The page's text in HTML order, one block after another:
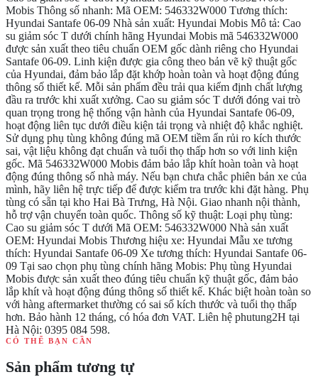
Mobis Thông số nhanh: Mã OEM: 546332W000 Tương thích:
Hyundai Santafe 06-09 Nhà sản xuất: Hyundai Mobis Mô tả: Cao
su giảm sóc T dưới chính hãng Hyundai Mobis mã 546332W000
được sản xuất theo tiêu chuẩn OEM gốc dành riêng cho Hyundai
Santafe 06-09. Linh kiện được gia công theo bản vẽ kỹ thuật gốc
của Hyundai, đảm bảo lắp đặt khớp hoàn toàn và hoạt động đúng
thông số thiết kế. Mỗi sản phẩm đều trải qua kiểm định chất lượng
đầu ra trước khi xuất xưởng. Cao su giảm sóc T dưới đóng vai trò
quan trọng trong hệ thống vận hành của Hyundai Santafe 06-09,
hoạt động liên tục dưới điều kiện tải trọng và nhiệt độ khắc nghiệt.
Sử dụng phụ tùng không đúng mã OEM tiềm ẩn rủi ro kích thước
sai, vật liệu không đạt chuẩn và tuổi thọ thấp hơn so với linh kiện
gốc. Mã 546332W000 Mobis đảm bảo lắp khít hoàn toàn và hoạt
động đúng thông số nhà máy. Nếu bạn chưa chắc phiên bản xe của
mình, hãy liên hệ trực tiếp để được kiểm tra trước khi đặt hàng. Phụ
tùng có sẵn tại kho Hai Bà Trưng, Hà Nội. Giao nhanh nội thành,
hỗ trợ vận chuyển toàn quốc. Thông số kỹ thuật: Loại phụ tùng:
Cao su giảm sóc T dưới Mã OEM: 546332W000 Nhà sản xuất
OEM: Hyundai Mobis Thương hiệu xe: Hyundai Mẫu xe tương
thích: Hyundai Santafe 06-09 Xe tương thích: Hyundai Santafe 06-
09 Tại sao chọn phụ tùng chính hãng Mobis: Phụ tùng Hyundai
Mobis được sản xuất theo đúng tiêu chuẩn kỹ thuật gốc, đảm bảo
lắp khít và hoạt động đúng thông số thiết kế. Khác biệt hoàn toàn so
với hàng aftermarket thường có sai số kích thước và tuổi thọ thấp
hơn. Bảo hành 12 tháng, có hóa đơn VAT. Liên hệ phutung2H tại
Hà Nội: 0395 084 598.
CÓ THỂ BẠN CẦN
Sản phẩm tương tự